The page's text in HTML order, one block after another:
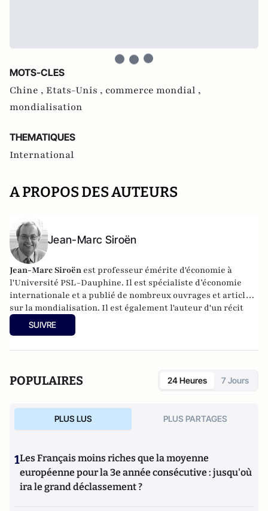
MOTS-CLES
Chine , Etats-Unis , commerce mondial ,
mondialisation
THEMATIQUES
International
A PROPOS DES AUTEURS
Jean-Marc Siroën
Jean-Marc Siroën est professeur émérite d'économie à
l'Université PSL-Dauphine. Il est spécialiste d’économie
internationale et a publié de nombreux ouvrages et articles
sur la mondialisation. Il est également l'auteur d'un récit
romancé (en trois tomes) autour de l'économiste J.M. Keynes
: "Mr Keynes et les extravagants". Site :
SUIVRE
POPULAIRES 24 Heures 7 Jours
PLUS LUS PLUS PARTAGES
1Les Français moins riches que la moyenne
européenne pour la 3e année consécutive : jusqu'où
ira le grand déclassement ?